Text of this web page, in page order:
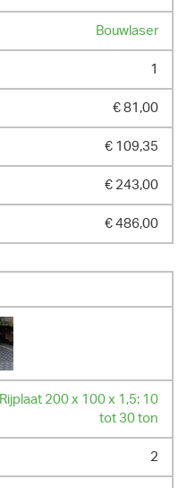
Bouwlaser
1
€ 81,00
€ 109,35
€ 243,00
€ 486,00
Rijplaat 200 x 100 x 1,5: 10
tot 30 ton
2